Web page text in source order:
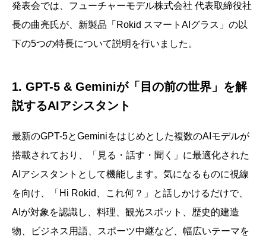
発表会では、フューチャーモデル株式会社 代表取締役社
長の曲亮氏が、新製品「Rokid スマートAIグラス」の以
下の5つの特長について説明を行いました。
1. GPT-5 & Geminiが「目の前の世界」を解
説するAIアシスタント
最新のGPT-5とGeminiをはじめとした複数のAIモデルが
搭載されており、「見る・話す・聞く」に最適化された
AIアシスタントとして機能します。気になるものに視線
を向け、「Hi Rokid、これ何？」と話しかけるだけで、
AIが対象を認識し、料理、観光スポット、歴史的建造
物、ビジネス用語、スポーツ中継など、幅広いテーマを